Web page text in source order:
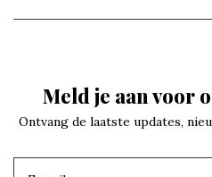
Meld je aan voor
Ontvang de laatste updates,